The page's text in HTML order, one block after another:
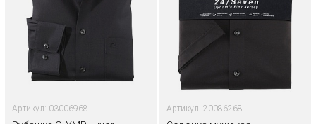
Артикул: 03006968 Артикул: 20086268